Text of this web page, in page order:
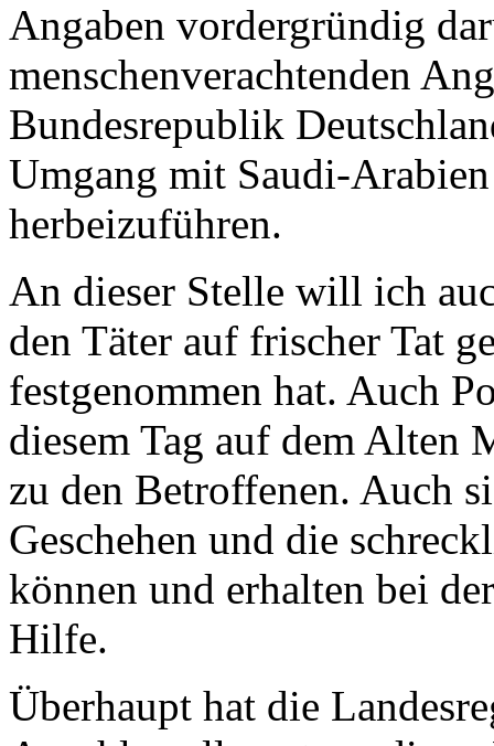
Angaben vordergründig
menschenverachtenden
Bundesrepublik
Umgang mit Saudi-
herbeizuführen.
An dieser Stelle will ich
den Täter auf frischer Tat
festgenommen hat. Auch
diesem Tag auf dem Alten
zu den Betroffenen. Auch
Geschehen und die
können und erhalten bei
Hilfe.
Überhaupt hat die